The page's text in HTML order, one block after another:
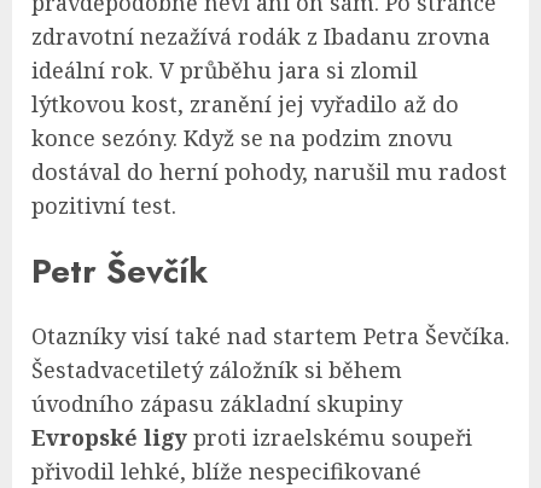
zdravotní nezažívá rodák z Ibadanu zrovna
ideální rok. V průběhu jara si zlomil
lýtkovou kost, zranění jej vyřadilo až do
konce sezóny. Když se na podzim znovu
dostával do herní pohody, narušil mu radost
pozitivní test.
Petr Ševčík
Otazníky visí také nad startem Petra Ševčíka.
Šestadvacetiletý záložník si během
úvodního zápasu základní skupiny
Evropské ligy proti izraelskému soupeři
přivodil lehké, blíže nespecifikované